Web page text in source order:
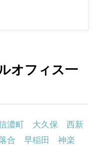
オフィス一
濃町 大久保
西新
合 早稲田
神楽